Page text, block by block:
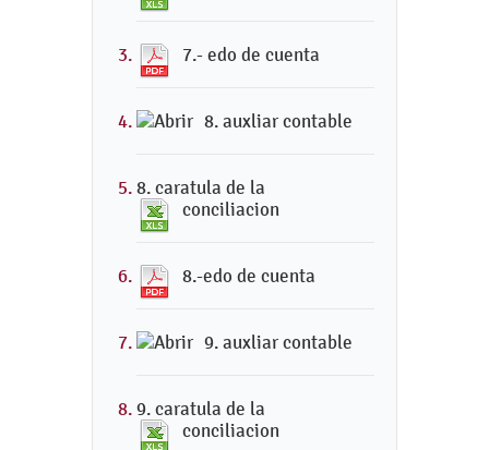
7.- edo de cuenta
8. auxliar contable
8. caratula de la
conciliacion
8.-edo de cuenta
9. auxliar contable
9. caratula de la
conciliacion